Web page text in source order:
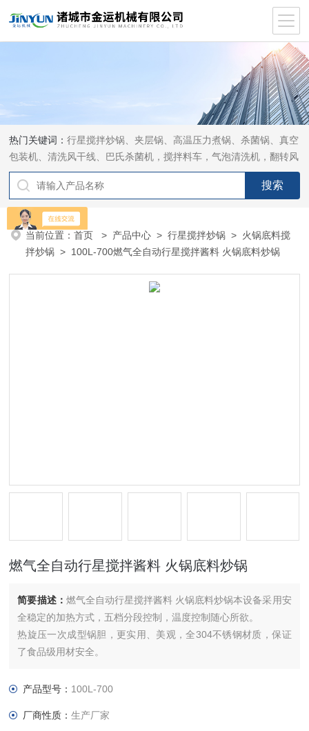
热门关键词：行星搅拌炒锅、夹层锅、高温压力煮锅、杀菌锅、真空
包装机、清洗风干线、巴氏杀菌机，搅拌料车，气泡清洗机，翻转风
干机
当前位置：首页 > 产品中心 >行星搅拌炒锅 > 火锅底料搅
拌炒锅 > 100L-700燃气全自动行星搅拌酱料 火锅底料炒锅
燃气全自动行星搅拌酱料 火锅底料炒锅
简要描述： 燃气全自动行星搅拌酱料 火锅底料炒锅本设备采用安
全稳定的加热方式，五档分段控制，温度控制随心所欲。
热旋压一次成型锅胆，更实用、美观，全304不锈钢材质，保证
了食品级用材安全。
无极变频调速器。能将高难度物料充分混合均匀。
凑，维修方便等特点，是性能优良的加工炒制设备。
产品型号： 100L-700
厂商性质：生产厂家